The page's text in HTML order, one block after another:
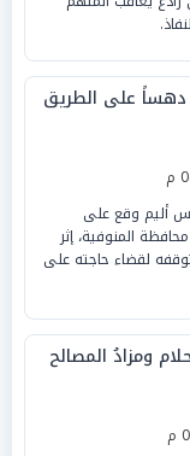
على الطريق
أليم وقع على
المنوفية، إثر
لقضاء حاجته على
ومزادُ المصالح